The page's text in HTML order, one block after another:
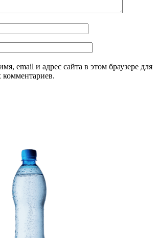
email и адрес сайта в этом браузере для